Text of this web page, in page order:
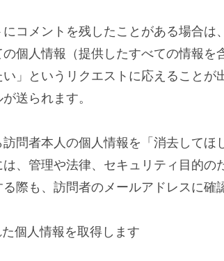
コメントを残したことがある場合は
個人情報（提供したすべての情報
」というリクエストに応えることが
送られます。
訪問者本人の個人情報を「消去して
、管理や法律、セキュリティ目的の
際も、訪問者のメールアドレスに確
個人情報を取得します